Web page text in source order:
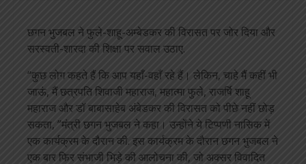
छगन भुजबल ने फुले-शाहू-अम्बेडकर की विरासत पर जोर दिया और
सरस्वती-शारदा की शिक्षा पर सवाल उठाए.
“कुछ लोग कहते हैं कि आप यहाँ-वहाँ रहे हैं। लेकिन, चाहे मैं कहीं भी
जाऊं, मैं छत्रपति शिवाजी महाराज, महात्मा फुले, राजर्षि शाहू
महाराज और डॉ बाबासाहेब अंबेडकर की विरासत को पीछे नहीं छोड़
सकता, ”मंत्री छगन भुजबल ने कहा। उन्होंने ये टिप्पणी नासिक में
एक कार्यक्रम के दौरान की. इस कार्यक्रम के दौरान छगन भुजबल ने
एक बार फिर संभाजी भिड़े की आलोचना की, जो अक्सर विवादित